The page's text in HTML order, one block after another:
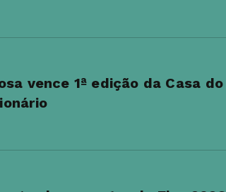
vence 1ª edição da Casa do